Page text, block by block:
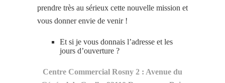
prendre très au sérieux cette nouvelle mission et
vous donner envie de venir !
Et si je vous donnais l’adresse et les
jours d’ouverture ?
Centre Commercial Rosny 2 : Avenue du